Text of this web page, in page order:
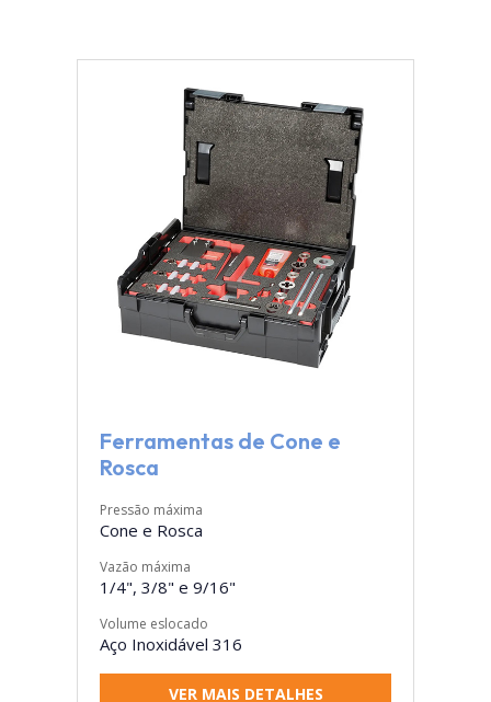
Ferramentas de Cone e
Rosca
Pressão máxima
Cone e Rosca
Vazão máxima
1/4", 3/8" e 9/16"
Volume eslocado
Aço Inoxidável 316
VER MAIS DETALHES